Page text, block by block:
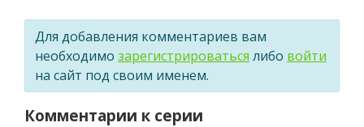
Для добавления комментариев вам
необходимо зарегистрироваться либо войти
на сайт под своим именем.
Комментарии к серии